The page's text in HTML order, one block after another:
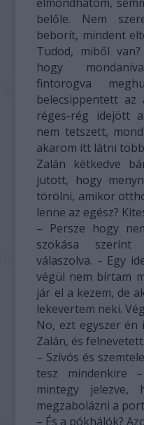
belőle. Nem
beborít, mindent
Tudod, miből
hogy
fintorogva
belecsippentett
réges-rég idejött
nem tetszett,
akarom itt látni
Zalán kétkedve
jutott, hogy
törölni, amikor
lenne az egész?
– Persze hogy
szokása szerint
válaszolva. - Egy
végül nem bírtam
jár el a kezem, de
lekevertem neki.
No, ezt egyszer
Zalán, és felnevetett.
– Szívós és
tesz mindenkire
mintegy
megzabolázni a
– És a pókhálók?